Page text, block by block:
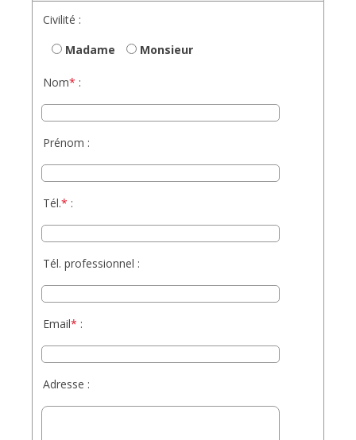
Civilité :
Madame
Monsieur
Nom* :
Prénom :
Tél.* :
Tél. professionnel :
Email* :
Adresse :